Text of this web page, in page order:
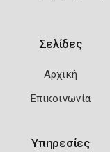
Σελίδες
Αρχική
Επικοινωνία
Υπηρεσίες